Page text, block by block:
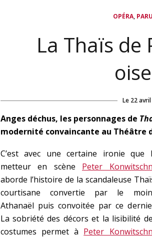
OPÉRA,
La Thaïs de
Le 22
Anges déchus, les personnages de
modernité convaincante au Théâtre
C’est avec une certaine ironie que
metteur en scène Peter
aborde l’histoire de la scandaleuse
courtisane convertie par le
Athanaël puis convoitée par ce
La sobriété des décors et la lisibilité
costumes permet à Peter